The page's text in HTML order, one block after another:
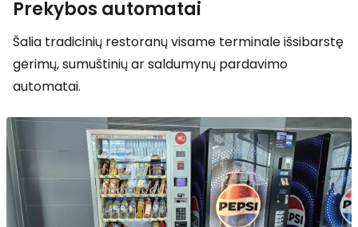
Prekybos automatai
Šalia tradicinių restoranų visame terminale išsibarstę
gėrimų, sumuštinių ar saldumynų pardavimo
automatai.